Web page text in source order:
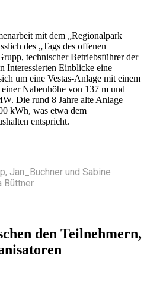
mit dem „Regionalpark
des „Tags des offenen
technischer Betriebsführer der
Interessierten Einblicke eine
um eine Vestas-Anlage mit einem
Nabenhöhe von 137 m und
Die rund 8 Jahre alte Anlage
kWh, was etwa dem
entspricht.
Jan_Buchner und Sabine
Büttner
den Teilnehmern,